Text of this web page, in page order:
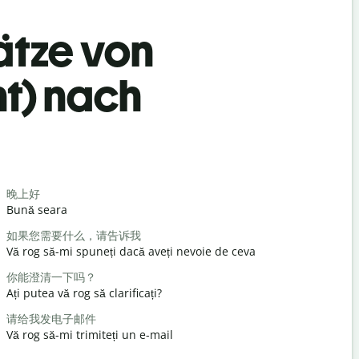
von
nach
晚上好
Bună seara
如果您需要什么，请告诉我
Vă rog să-mi spuneți dacă aveți nevoie de ceva
你能澄清一下吗？
Ați putea vă rog să clarificați?
请给我发电子邮件
Vă rog să-mi trimiteți un e-mail